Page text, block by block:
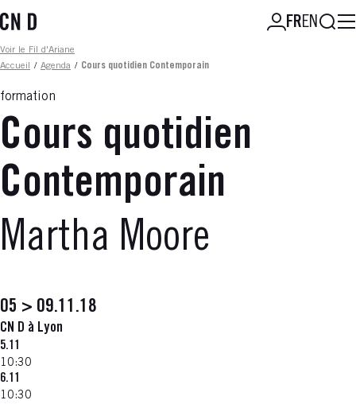
au
principal
FREN
Fil d'ariane
Voir le Fil d'Ariane
Accueil
/ Agenda / Cours quotidien Contemporain
formation
Cours quotidien
Contemporain
Martha Moore
05 > 09.11.18
CN D à Lyon
5.11
10:30
6.11
10:30